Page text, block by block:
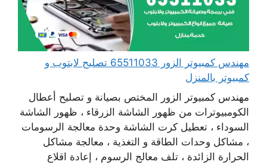
مهندس كمبيوتر الزور 65511033 تصليح لابتوب و
كمبيوتر بالمنزل
مهندس كمبيوتر الزور المختص بصيانة و تصليح أعطال
الكومبيوترات من ظهور الشاشة الزرقاء ، ظهور الشاشة
السوداء ، تعطيل كرت الشاشة وحدة معالجة الرسومات
، مشاكل وحدات الطاقة و التغذية ، معالجة مشاكل
الحرارة الزائدة ، تلف معالج الرسوم ، إعادة اقلاع